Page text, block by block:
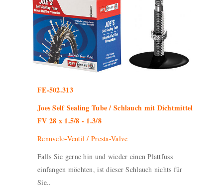
FE-502.313
Joes Self Sealing Tube / Schlauch mit Dichtmittel
FV 28 x 1.5/8 - 1.3/8
Rennvelo-Ventil / Presta-Valve
Falls Sie gerne hin und wieder einen Plattfuss
einfangen möchten, ist dieser Schlauch nichts für
Sie..